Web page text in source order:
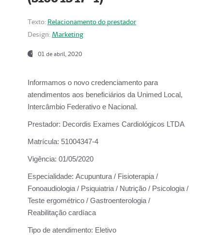
Texto: Relacionamento do prestador
Design: Marketing
01 de abril, 2020
Informamos o novo credenciamento para
atendimentos aos beneficiários da Unimed Local,
Intercâmbio Federativo e Nacional.
Prestador: Decordis Exames Cardiológicos LTDA
Matrícula: 51004347-4
Vigência: 01/05/2020
Especialidade: Acupuntura / Fisioterapia /
Fonoaudiologia / Psiquiatria / Nutrição / Psicologia /
Teste ergométrico / Gastroenterologia /
Reabilitação cardíaca
Tipo de atendimento: Eletivo